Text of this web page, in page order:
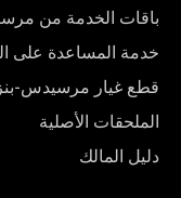
باقات الخدمة من
خدمة المساعدة على
قطع غيار مرسيدس-بنز
الملحقات الأصلية
دليل المالك